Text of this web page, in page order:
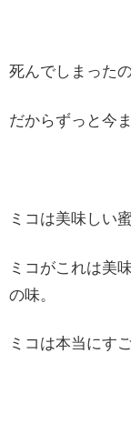
死んでしまった
だからずっと今
ミコは美味しい
ミコがこれは美
の味。
ミコは本当にす